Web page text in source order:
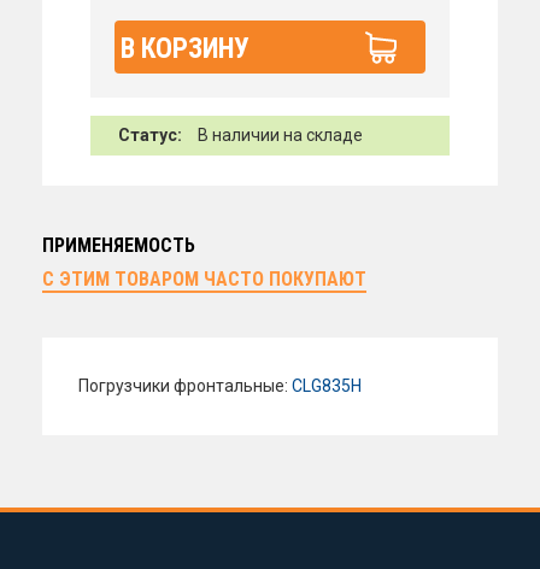
В КОРЗИНУ
Статус: В наличии на складе
ПРИМЕНЯЕМОСТЬ
С ЭТИМ ТОВАРОМ ЧАСТО ПОКУПАЮТ
Погрузчики фронтальные: CLG835H